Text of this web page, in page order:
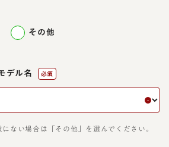
その他
デル名 必須
ない場合は「その他」を選んでください。